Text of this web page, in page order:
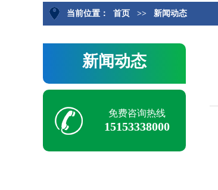
当前位置： 首页 >> 新闻动态
新闻动态
免费咨询热线
15153338000